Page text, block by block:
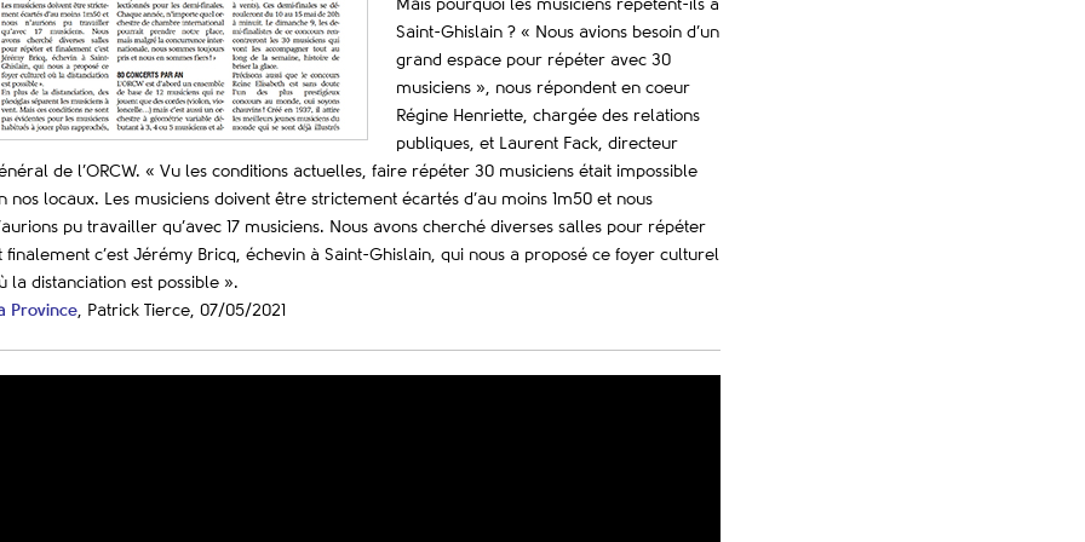
Mais pourquoi les musiciens répètent-ils à
Saint-Ghislain ? « Nous avions besoin d’un
grand espace pour répéter avec 30
musiciens », nous répondent en coeur
Régine Henriette, chargée des relations
publiques, et Laurent Fack, directeur
de l’ORCW. « Vu les conditions actuelles, faire répéter 30 musiciens était impossible
nos locaux. Les musiciens doivent être strictement écartés d’au moins 1m50 et nous
pu travailler qu’avec 17 musiciens. Nous avons cherché diverses salles pour répéter
finalement c’est Jérémy Bricq, échevin à Saint-Ghislain, qui nous a proposé ce foyer culturel
la distanciation est possible ».
Province, Patrick Tierce, 07/05/2021